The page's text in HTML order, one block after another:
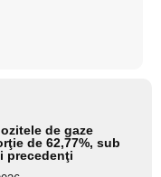
de gaze
de 62,77%, sub
precedenţi